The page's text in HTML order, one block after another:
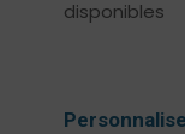
disponibles